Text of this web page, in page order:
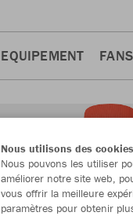
EQUIPEMENT
Nous utilisons des cookies
Nous pouvons les utiliser
améliorer notre site web,
vous offrir la meilleure
paramètres pour obtenir